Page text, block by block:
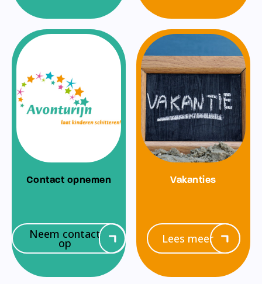
Contact opnemen
Neem contact
op
Vakanties
Lees meer